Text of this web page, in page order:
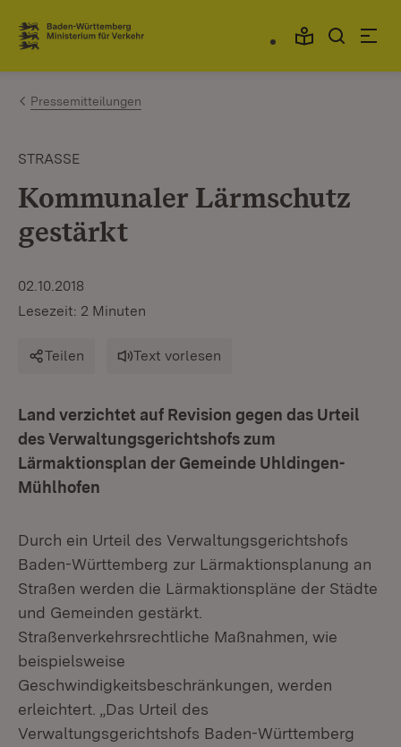
Zum Inhalt springen
Link zur Startseite
Pressemitteilungen
STRASSE
Kommunaler Lärmschutz
gestärkt
02.10.2018
Lesezeit: 2 Minuten
Teilen Text vorlesen
Land verzichtet auf Revision gegen das Urteil
des Verwaltungsgerichtshofs zum
Lärmaktionsplan der Gemeinde Uhldingen-
Mühlhofen
Durch ein Urteil des Verwaltungsgerichtshofs
Baden-Württemberg zur Lärmaktionsplanung an
Straßen werden die Lärmaktionspläne der Städte
und Gemeinden gestärkt.
Straßenverkehrsrechtliche Maßnahmen, wie
beispielsweise
Geschwindigkeitsbeschränkungen, werden
erleichtert. „Das Urteil des
Verwaltungsgerichtshofs Baden-Württemberg